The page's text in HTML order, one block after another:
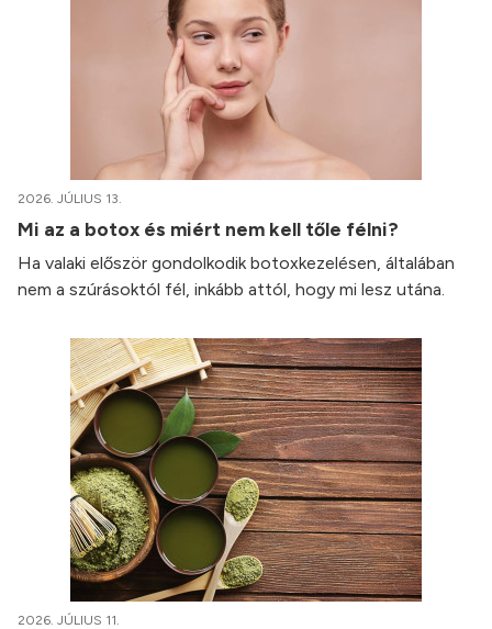
2026. JÚLIUS 13.
Mi az a botox és miért nem kell tőle félni?
Ha valaki először gondolkodik botoxkezelésen, általában
nem a szúrásoktól fél, inkább attól, hogy mi lesz utána.
2026. JÚLIUS 11.